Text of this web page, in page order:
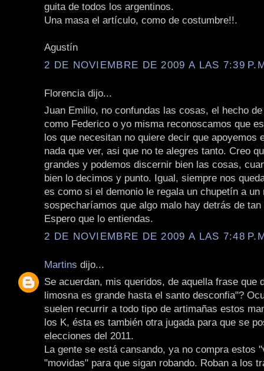
guita de todos los argentinos.
Una masa el artículo, como de costumbre!!.
Agustín
2 DE NOVIEMBRE DE 2009 A LAS 7:39
Florencia dijo...
Juan Emilio, no confundas las cosas, el hecho
como Federico o yo misma reconoscamos que
los que necesitan no quiere decir que apoyemos
nada que ver, asi que no te alegres tanto. Creo
grandes y podemos discernir bien las cosas,
bien lo decimos y punto. Igual, siempre nos
es como si el demonio le regala un chupetín a un
sospecharíamos que algo malo hay detrás de tan
Espero que lo entiendas.
2 DE NOVIEMBRE DE 2009 A LAS 7:48
Martins dijo...
Se acuerdan, mis queridos, de aquella frase que
limosna es grande hasta el santo desconfia"?
suelen recurrir a todo tipo de artimañas estos
los K, ésta es también otra jugada para que se
elecciones del 2011.
La gente se está cansando, ya no compra estos
"movidas" para que sigan robando. Roban a los